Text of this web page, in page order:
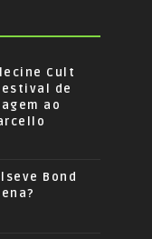
Cult
de
ao
Bond